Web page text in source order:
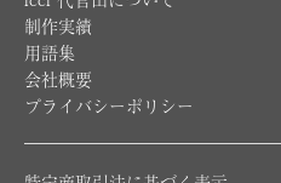
icci 代官山について
制作実績
用語集
会社概要
プライバシーポリシー